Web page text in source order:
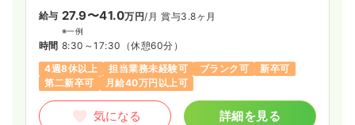
給与 時給1,250円〜
8:30～17:30
日祝休み
担当業務未経験可
第二新卒可
時給1,200円以上可
気になる 詳細を見る
給与 27.9〜41.0万円/月 賞与3.8ヶ月
※一例
時間 8:30～17:30 （休憩60分）
4週8休以上
担当業務未経験可 ブランク可
新卒可
第二新卒可
月給40万円以上可
気になる 詳細を見る